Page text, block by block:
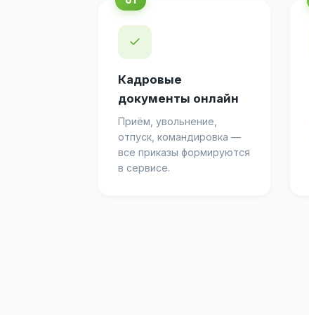
✓
Кадровые
документы онлайн
Приём, увольнение,
отпуск, командировка —
все приказы формируются
в сервисе.